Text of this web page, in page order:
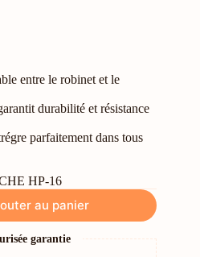
entre le robinet et le
durabilité et résistance
parfaitement dans tous
HP-16
au panier
garantie